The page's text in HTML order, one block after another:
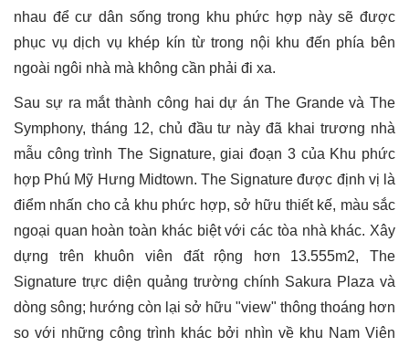
nhau để cư dân sống trong khu phức hợp này sẽ được
phục vụ dịch vụ khép kín từ trong nội khu đến phía bên
ngoài ngôi nhà mà không cần phải đi xa.
Sau sự ra mắt thành công hai dự án The Grande và The
Symphony, tháng 12, chủ đầu tư này đã khai trương nhà
mẫu công trình The Signature, giai đoạn 3 của Khu phức
hợp Phú Mỹ Hưng Midtown. The Signature được định vị là
điểm nhấn cho cả khu phức hợp, sở hữu thiết kế, màu sắc
ngoại quan hoàn toàn khác biệt với các tòa nhà khác. Xây
dựng trên khuôn viên đất rộng hơn 13.555m2, The
Signature trực diện quảng trường chính Sakura Plaza và
dòng sông; hướng còn lại sở hữu "view" thông thoáng hơn
so với những công trình khác bởi nhìn về khu Nam Viên